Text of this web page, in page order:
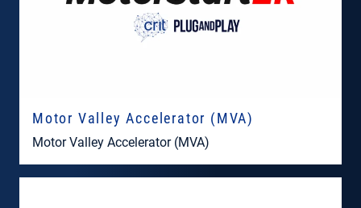
Motor Valley Accelerator (MVA)
Motor Valley Accelerator (MVA)